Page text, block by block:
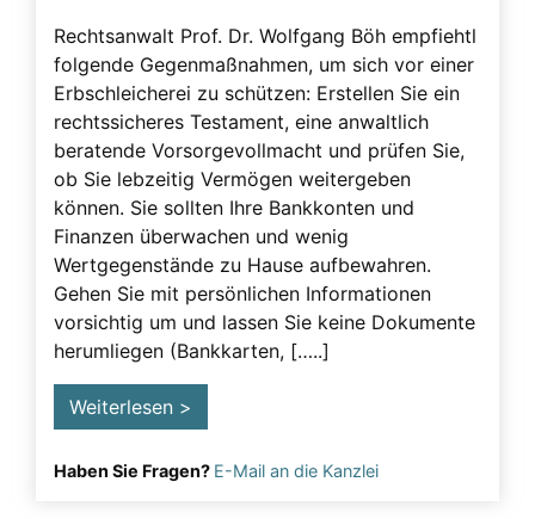
Rechtsanwalt Prof. Dr. Wolfgang Böh empfiehtl
folgende Gegenmaßnahmen, um sich vor einer
Erbschleicherei zu schützen: Erstellen Sie ein
rechtssicheres Testament, eine anwaltlich
beratende Vorsorgevollmacht und prüfen Sie,
ob Sie lebzeitig Vermögen weitergeben
können. Sie sollten Ihre Bankkonten und
Finanzen überwachen und wenig
Wertgegenstände zu Hause aufbewahren.
Gehen Sie mit persönlichen Informationen
vorsichtig um und lassen Sie keine Dokumente
herumliegen (Bankkarten, […..]
Weiterlesen >
Haben Sie Fragen? E-Mail an die Kanzlei
Fassadenverhalten
Gericht
Geschädigte
Geschäftsunfähigkeit
Gesprächsüberwachung
Gutachten
Körperliche Faktoren
Lügeneffekt
Musterfälle
Notarielle Beurkundung
Pfleger